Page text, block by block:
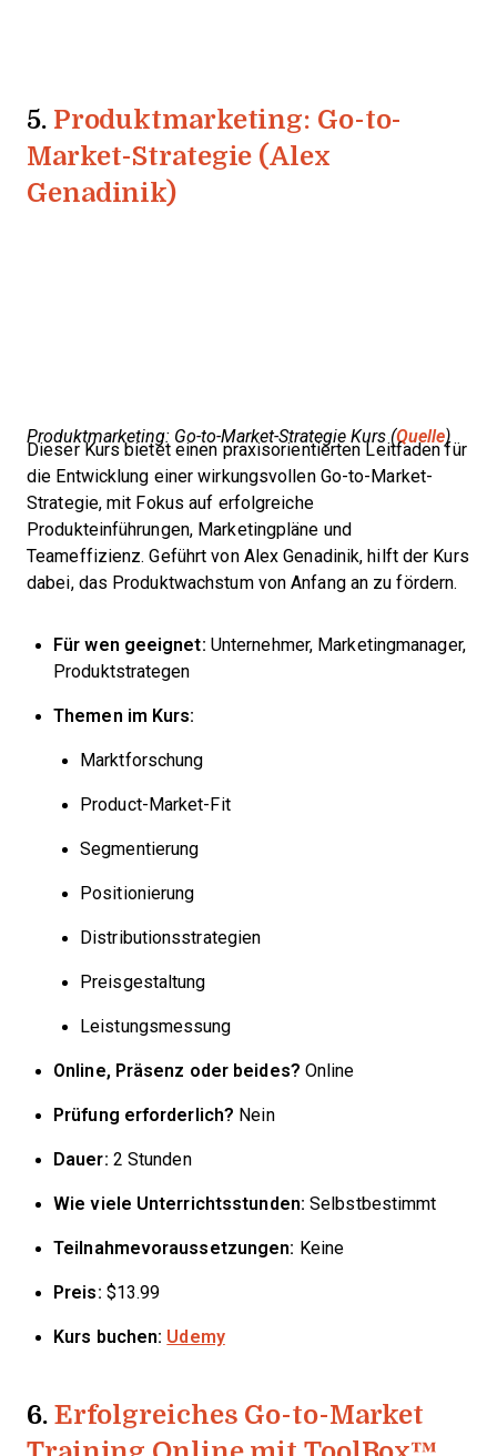
5. Produktmarketing: Go-to-
Market-Strategie (Alex
Genadinik)
Produktmarketing: Go-to-Market-Strategie Kurs (Quelle)
Dieser Kurs bietet einen praxisorientierten Leitfaden für
die Entwicklung einer wirkungsvollen Go-to-Market-
Strategie, mit Fokus auf erfolgreiche
Produkteinführungen, Marketingpläne und
Teameffizienz. Geführt von Alex Genadinik, hilft der Kurs
dabei, das Produktwachstum von Anfang an zu fördern.
Für wen geeignet: Unternehmer, Marketingmanager,
Produktstrategen
Themen im Kurs:
Marktforschung
Product-Market-Fit
Segmentierung
Positionierung
Distributionsstrategien
Preisgestaltung
Leistungsmessung
Online, Präsenz oder beides? Online
Prüfung erforderlich? Nein
Dauer: 2 Stunden
Wie viele Unterrichtsstunden: Selbstbestimmt
Teilnahmevoraussetzungen: Keine
Preis: $13.99
Kurs buchen: Udemy
6.Erfolgreiches Go-to-Market